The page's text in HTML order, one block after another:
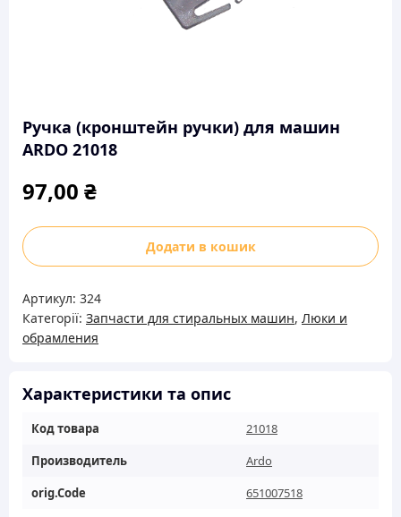
Ручка (кронштейн ручки) для машин
ARDO 21018
97,00 ₴
Ручка
(кронштейн
для
машин
ARDO
кількість
Додати в кошик
Артикул: 324
Категорії: Запчасти для стиральных машин, Люки и
обрамления
Характеристики та опис
Код товара
21018
Производитель
Ardo
orig.Code
651007518